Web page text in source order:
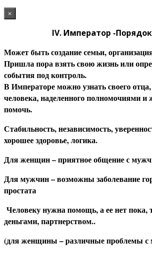
×
IV. Император -
Может быть создание семьи,
Пришла пора взять свою жизнь или
события под контроль.
В Императоре можно узнать своего
человека, наделенного полномочиями
помочь.
Стабильность, независимость,
хорошее здоровье, логика.
Для женщин – приятное общение с
Для мужчин – возможны заболевание
простата
Человеку нужна помощь, а ее нет пока,
деньгами, партнерством..
(для женщины – различные проблемы с